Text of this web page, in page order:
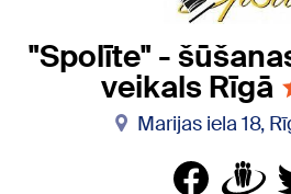
"Spolīte" -
veikals Rīgā
Marijas iela 18,